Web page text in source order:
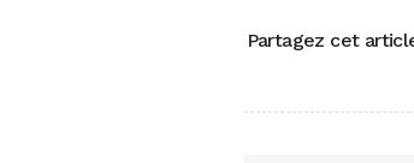
Partagez cet